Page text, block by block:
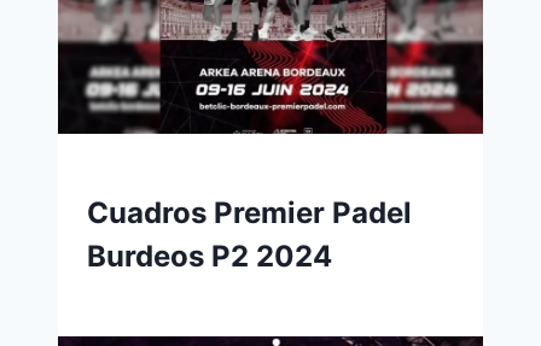
Cuadros Premier Padel
Burdeos P2 2024